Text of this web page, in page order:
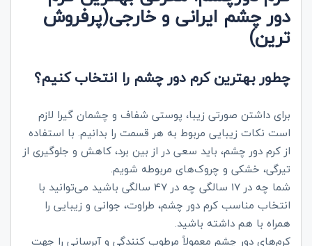
دور چشم ایرانی و خارجی(پرفروش
ترین)
چطور بهترین کرم دور چشم را انتخاب کنیم؟
برای داشتن صورتی زیبا، پوستی شفاف و چشمان گیرا لازم
است نکات زیبایی مربوط به هر قسمت را بدانیم. با استفاده
از کرم‌ دور چشم، باید سعی در از بین برد، کاهش و جلوگیری از
تیرگی، خشکی و چروک‌های مربوطه شویم.
شما چه در 17 سالگی چه در 47 سالگی باشید می‌توانید با
انتخاب مناسب کرم دور چشم، طراوت، جوانی و زیبایی را
همراه با هم داشته باشید.
کرم‌های دور چشم معمولاً مرطوب کنندگی و آبرسانی را جهت